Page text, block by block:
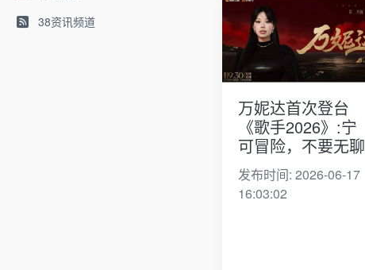
38资讯频道
万妮达首次登台
《歌手2026》:宁
可冒险，不要无聊
发布时间: 2026-06-17
16:03:02